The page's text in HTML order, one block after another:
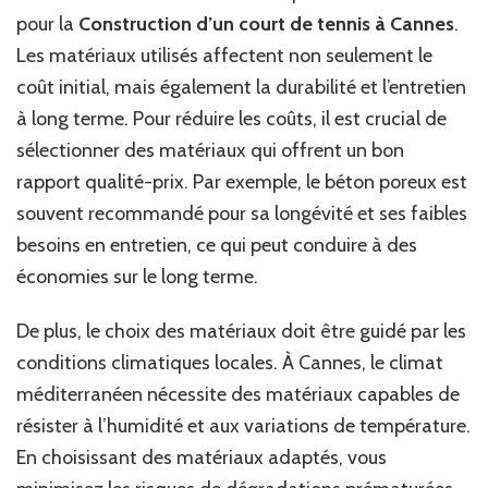
pour la Construction d’un court de tennis à Cannes.
Les matériaux utilisés affectent non seulement le
coût initial, mais également la durabilité et l’entretien
à long terme. Pour réduire les coûts, il est crucial de
sélectionner des matériaux qui offrent un bon
rapport qualité-prix. Par exemple, le béton poreux est
souvent recommandé pour sa longévité et ses faibles
besoins en entretien, ce qui peut conduire à des
économies sur le long terme.
De plus, le choix des matériaux doit être guidé par les
conditions climatiques locales. À Cannes, le climat
méditerranéen nécessite des matériaux capables de
résister à l’humidité et aux variations de température.
En choisissant des matériaux adaptés, vous